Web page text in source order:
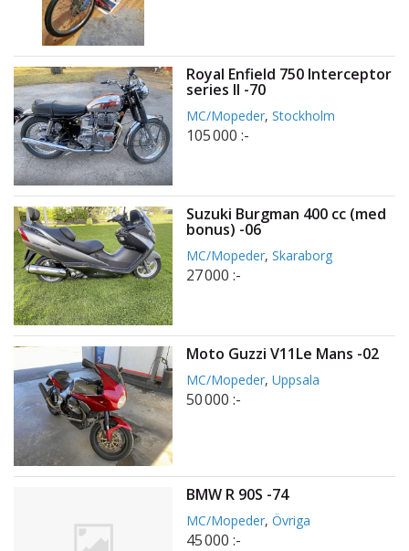
Royal Enfield 750 Interceptor
series II -70
MC/Mopeder,Stockholm
105 000 :-
Suzuki Burgman 400 cc (med
bonus) -06
MC/Mopeder,Skaraborg
27 000 :-
Moto Guzzi V11Le Mans -02
MC/Mopeder,Uppsala
50 000 :-
BMW R 90S -74
MC/Mopeder,Övriga
45 000 :-